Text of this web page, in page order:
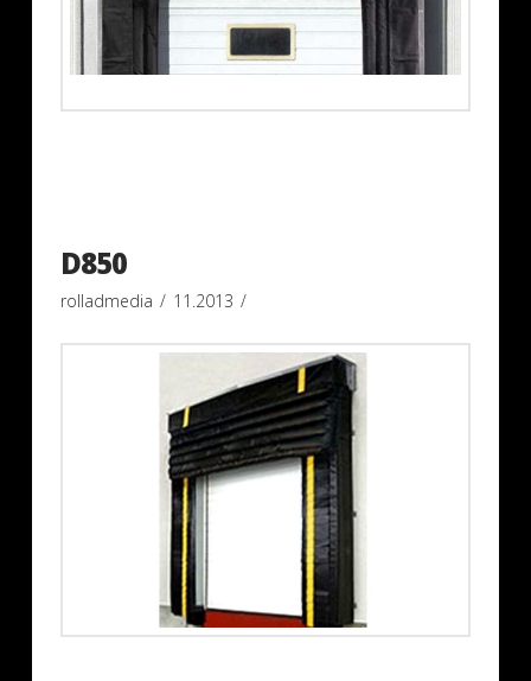
D850
rolladmedia 11.2013